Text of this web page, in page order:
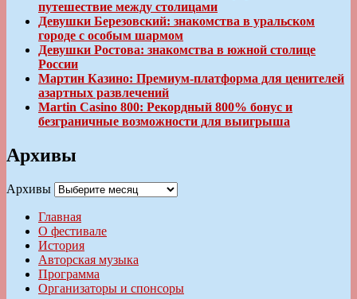
путешествие между столицами
Девушки Березовский: знакомства в уральском
городе с особым шармом
Девушки Ростова: знакомства в южной столице
России
Мартин Казино: Премиум-платформа для ценителей
азартных развлечений
Martin Casino 800: Рекордный 800% бонус и
безграничные возможности для выигрыша
Архивы
Архивы
Главная
О фестивале
История
Авторская музыка
Программа
Организаторы и спонсоры